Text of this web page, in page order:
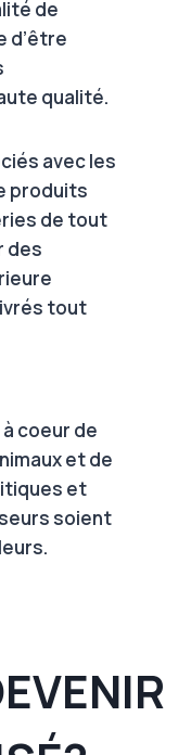
de
d’être
qualité.
avec les
produits
de tout
des
tout
à coeur de
et de
et
soient